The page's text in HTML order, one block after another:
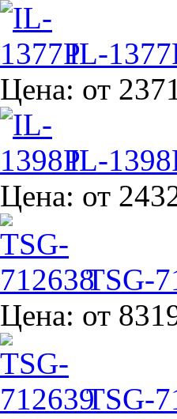
IL-
Цена: от
IL-
Цена: от
TSG-
Цена: от
TSG-